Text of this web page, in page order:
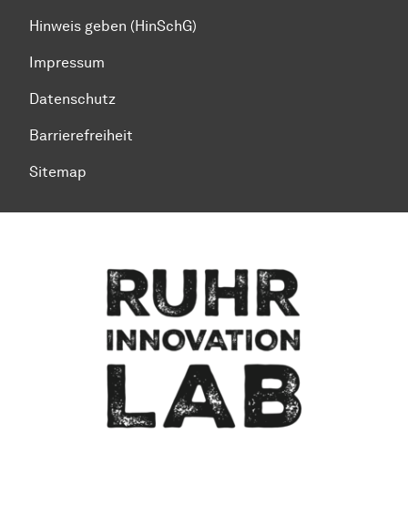
Hinweis geben (HinSchG)
Impressum
Datenschutz
Barrierefreiheit
Sitemap